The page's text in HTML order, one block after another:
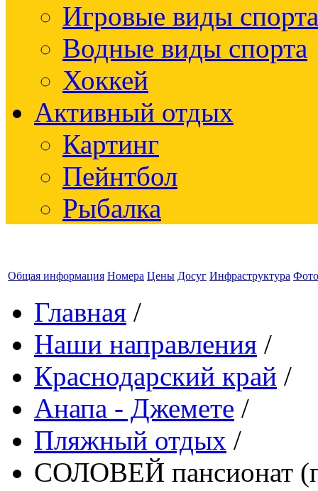
Игровые виды спорта
Водные виды спорта
Хоккей
Активный отдых
Картинг
Пейнтбол
Рыбалка
Общая информация Номера Цены Досуг Инфраструктура Фото
Главная /
Наши направления /
Краснодарский край /
Анапа - Джемете /
Пляжный отдых /
СОЛОВЕЙ пансионат